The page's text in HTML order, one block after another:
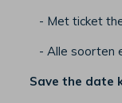
- Met ticket
- Alle soorten
Save the date